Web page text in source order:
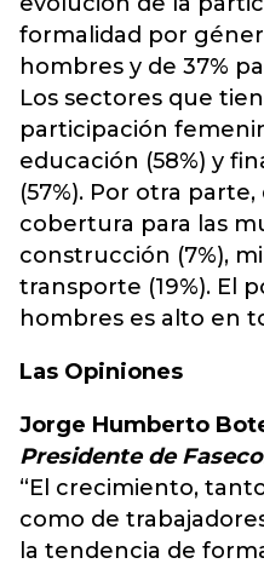
formalidad por
hombres y de 37%
Los sectores que
participación
educación (58%) y
(57%). Por otra
cobertura para las
construcción (7%),
transporte (19%). El
hombres es alto en
Las Opiniones
Jorge Humberto
Presidente de
“El crecimiento,
como de
la tendencia de